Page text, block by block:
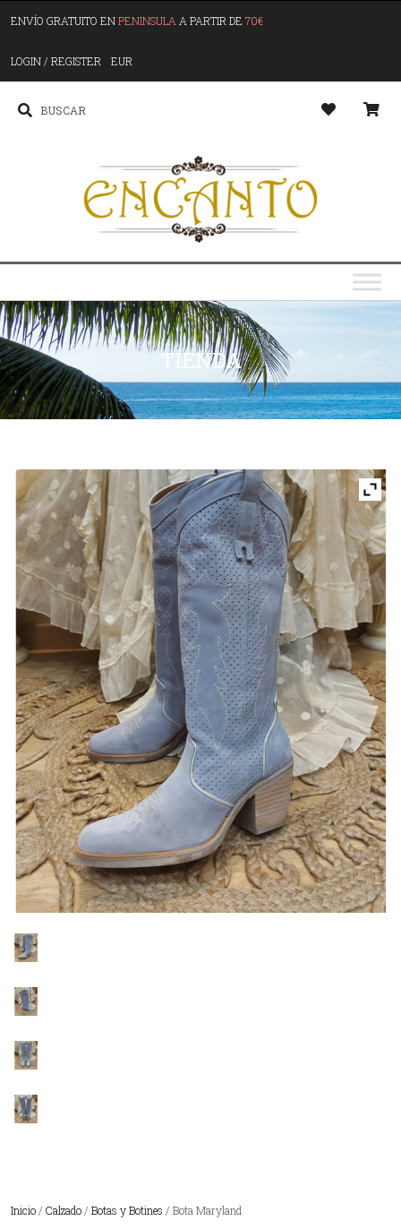
ENVÍO GRATUITO ENPENINSULA A PARTIR DE 70€
LOGIN / REGISTER EUR
TIENDA
Inicio/ Calzado/ Botas y Botines / Bota Maryland